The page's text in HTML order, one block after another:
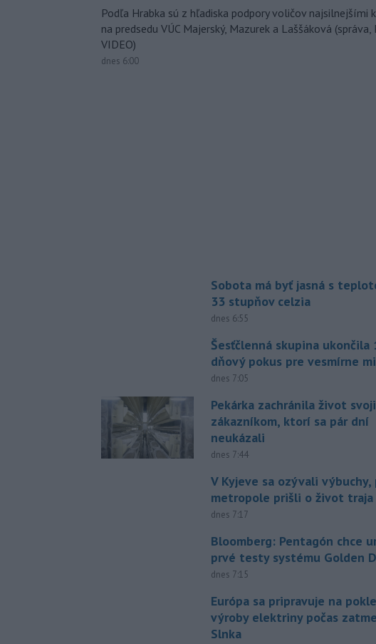
Podľa Hrabka sú z hľadiska podpory voličov najsilnejšími
na predsedu VÚC Majerský, Mazurek a Laššáková (správa,
VIDEO)
dnes 6:00
Sobota má byť jasná s
33 stupňov celzia
dnes 6:55
Šesťčlenná skupina ukončila
dňový pokus pre vesmírne
dnes 7:05
Pekárka zachránila život
zákazníkom, ktorí sa pár dní
neukázali
dnes 7:44
V Kyjeve sa ozývali výbuchy,
metropole prišli o život
dnes 7:17
Bloomberg: Pentagón chce
prvé testy systému Golden
dnes 7:15
Európa sa pripravuje na
výroby elektriny počas
Slnka